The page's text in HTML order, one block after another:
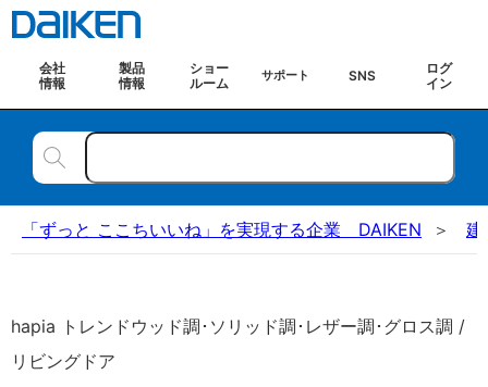
会社
情報
製品
情報
ショー
ルーム
サポート SNS
ログ
イン
「ずっと ここちいいね」を実現する企業 DAIKEN 建
hapia トレンドウッド調･ソリッド調･レザー調･グロス調 /
リビングドア